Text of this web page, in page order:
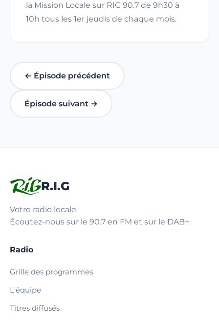
la Mission Locale sur RIG 90.7 de 9h30 à
10h tous les 1er jeudis de chaque mois.
← Épisode précédent
Épisode suivant →
R.I.G
Votre radio locale
Écoutez-nous sur le 90.7 en FM et sur le DAB+.
Radio
Grille des programmes
L'équipe
Titres diffusés